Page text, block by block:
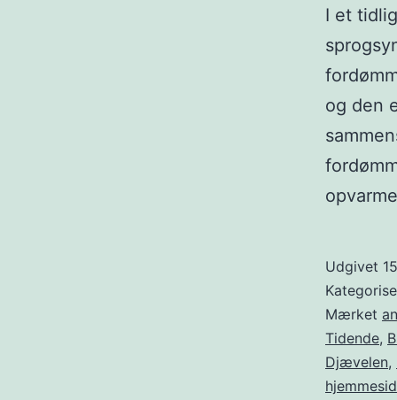
I et
og den
Udgivet
Mærket
Tidende,
Djævelen,